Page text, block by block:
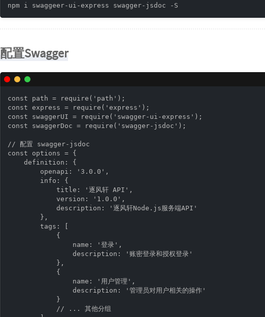
配置Swagger
const path = require('path');
const express = require('express');
const swaggerUI = require('swagger-ui-express');
const swaggerDoc = require('swagger-jsdoc');
// 配置 swagger-jsdoc
const options = {
    definition: {
        openapi: '3.0.0',
        info: {
            title: '逐风轩 API',
            version: '1.0.0',
            description: '逐风轩Node.js服务端API'
        },
        tags: [
            {
                name: '登录',
                description: '账密登录和授权登录'
            },
            {
                name: '用户管理',
                description: '管理员对用户相关的操作'
            }
            // ... 其他分组